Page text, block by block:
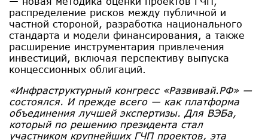
распределение рисков между публичной и
частной стороной, разработка национального
стандарта и модели финансирования, а также
расширение инструментария привлечения
инвестиций, включая перспективу выпуска
концессионных облигаций.
«Инфраструктурный конгресс «Развивай.РФ» —
состоялся. И прежде всего — как платформа
объединения лучшей экспертизы. Для ВЭБа,
который по решению президента стал
участником крупнейших ГЧП проектов, эта